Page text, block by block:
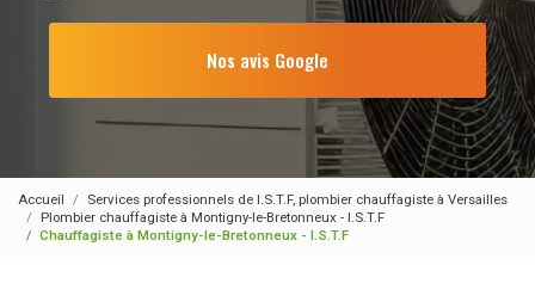
Nos avis Google
Accueil
Services professionnels de I.S.T.F, plombier chauffagiste à Versailles
Plombier chauffagiste à Montigny-le-Bretonneux - I.S.T.F
Chauffagiste à Montigny-le-Bretonneux - I.S.T.F